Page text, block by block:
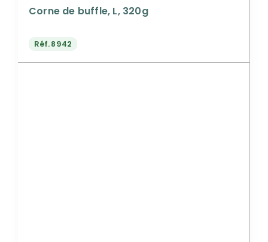
Corne de buffle, L, 320g
Réf.8942